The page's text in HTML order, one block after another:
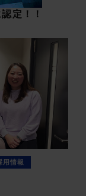
定！！
用情報